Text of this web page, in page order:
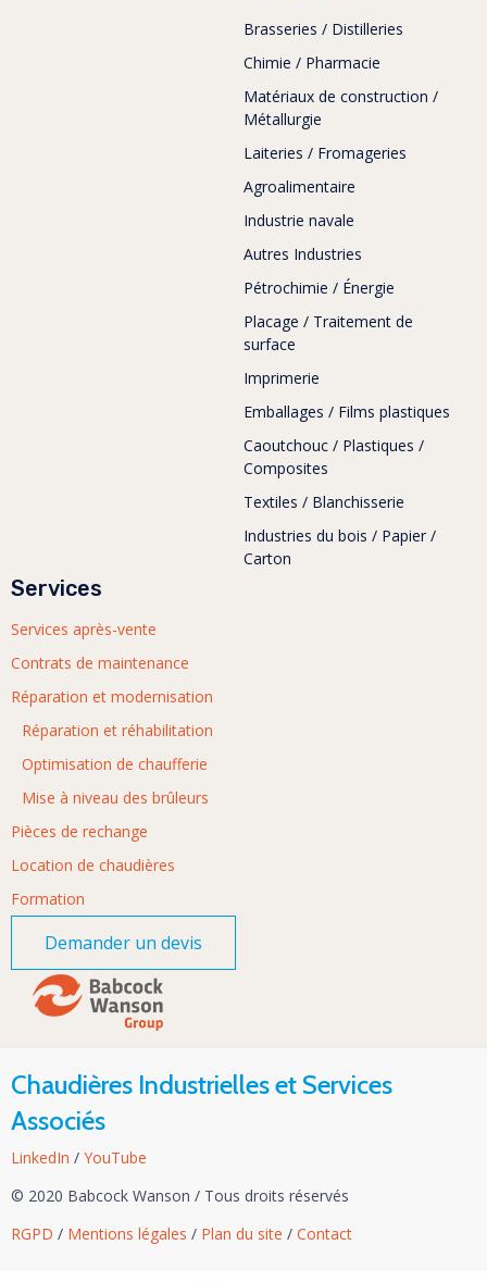
Brasseries / Distilleries
Chimie / Pharmacie
Matériaux de construction /
Métallurgie
Laiteries / Fromageries
Agroalimentaire
Industrie navale
Autres Industries
Pétrochimie / Énergie
Placage / Traitement de
surface
Imprimerie
Emballages / Films plastiques
Caoutchouc / Plastiques /
Composites
Textiles / Blanchisserie
Industries du bois / Papier /
Carton
Services
Services après-vente
Contrats de maintenance
Réparation et modernisation
Réparation et réhabilitation
Optimisation de chaufferie
Mise à niveau des brûleurs
Pièces de rechange
Location de chaudières
Formation
Demander un devis
Chaudières Industrielles et Services
Associés
LinkedIn / YouTube
© 2020 Babcock Wanson / Tous droits réservés
RGPD / Mentions légales / Plan du site / Contact